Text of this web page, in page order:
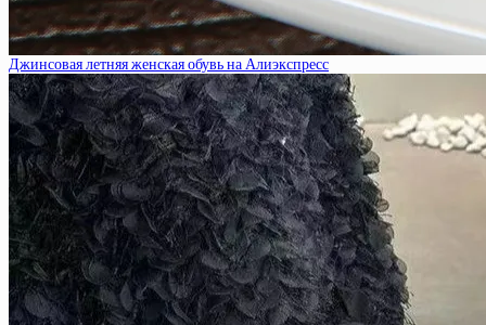
Джинсовая летняя женская обувь на Алиэкспресс